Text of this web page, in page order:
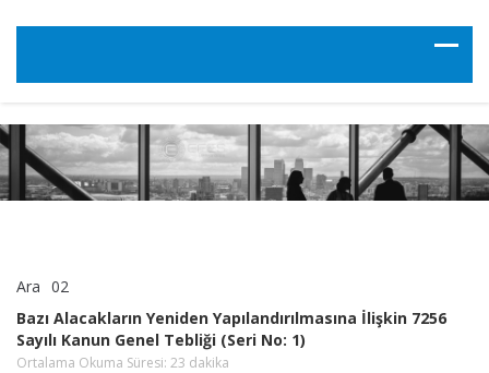
Ara 02
Yeniden
Yapılandırılmasına
İlişkin
Bazı Alacakların Yeniden Yapılandırılmasına İlişkin 7256
Sayılı Kanun Genel Tebliği (Seri No: 1)
Ortalama Okuma Süresi: 23 dakika